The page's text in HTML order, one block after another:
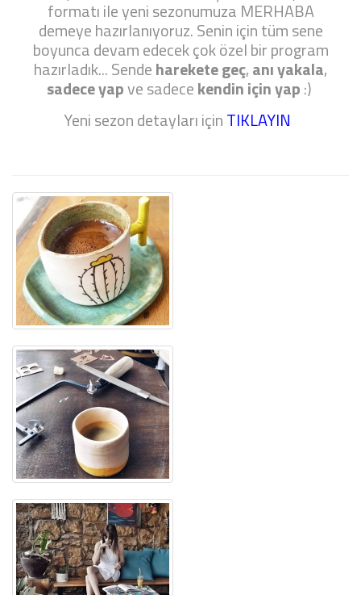
formatı ile yeni sezonumuza MERHABA
demeye hazırlanıyoruz. Senin için tüm sene
boyunca devam edecek çok özel bir program
hazırladık... Sendeharekete geç,anı yakala,
sadece yapve sadecekendin için yap:)
Yeni sezon detayları içinTIKLAYIN